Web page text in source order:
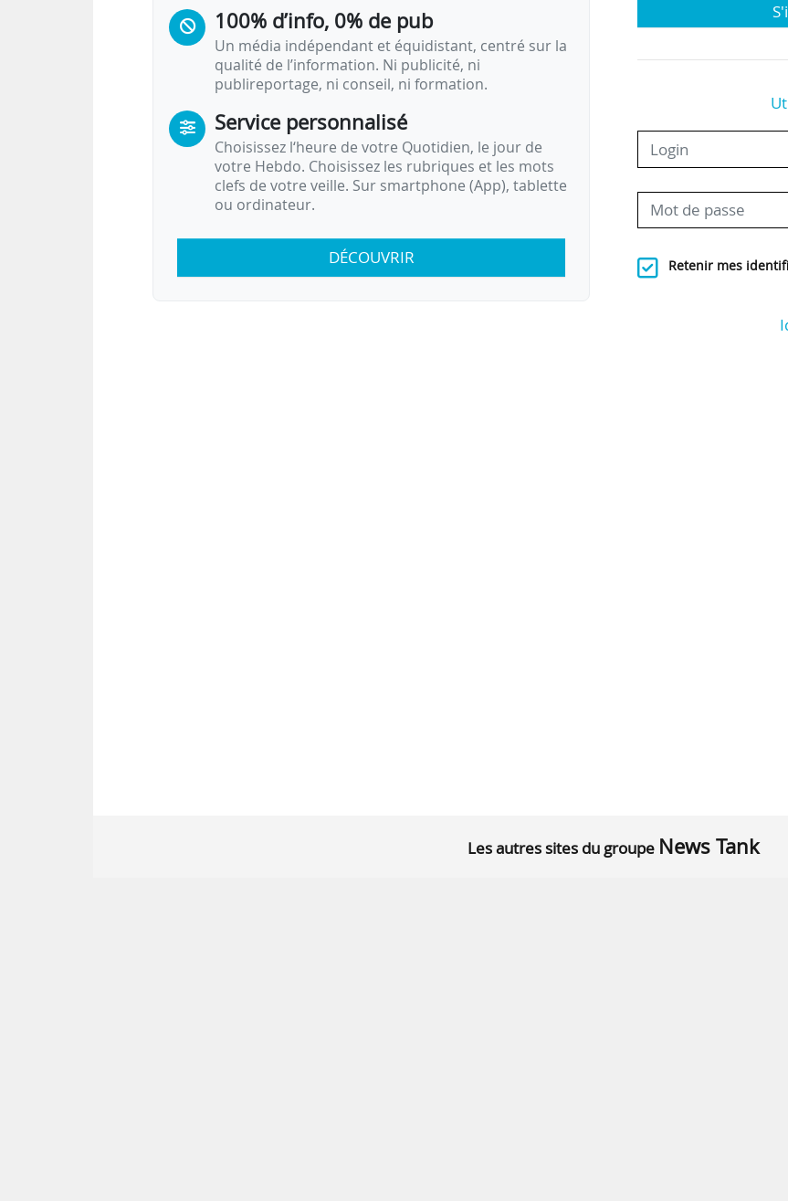
100% d’info, 0% de pub
Un média indépendant et équidistant, centré sur la
qualité de l’information. Ni publicité, ni
publireportage, ni conseil, ni formation.
Service personnalisé
Choisissez l‘heure de votre Quotidien, le jour de
votre Hebdo. Choisissez les rubriques et les mots
clefs de votre veille. Sur smartphone (App), tablette
ou ordinateur.
DÉCOUVRIR Retenir mes
Les autres sites du groupe News Tank